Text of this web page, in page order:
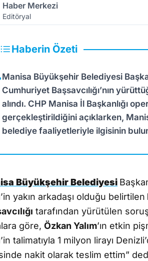
Haber Merkezi
Editöryal
Haberin Özeti
Manisa Büyükşehir Belediyesi
Cumhuriyet Başsavcılığı’nın
alındı. CHP Manisa İl Başkanlığı
gerçekleştirildiğini açıklarken,
belediye faaliyetleriyle ilgisinin
Büyükşehir Belediyesi
’in yakın arkadaşı olduğu belirtilen
tarafından yürütülen
göre, Özkan Yalım’ın etkin
’in talimatıyla 1 milyon lirayı
nakit olarak teslim ettim”